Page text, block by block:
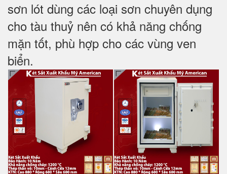
sơn lót dùng các loại sơn chuyên dụng
cho tàu thuỷ nên có khả năng chống
mặn tốt, phù hợp cho các vùng ven
biển.